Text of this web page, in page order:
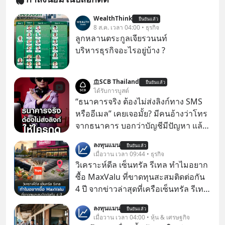
WealthThink ยืนยันแล้ว
8 ส.ค. เวลา 04:00 • ธุรกิจ
ลูกหลานตระกูลเจียรวนนท์
บริหารธุรกิจอะไรอยู่บ้าง ?
SCB Thailand ยืนยันแล้ว
ได้รับการบูสต์
“ธนาคารจริง ต้องไม่ส่งลิงก์ทาง SMS
หรืออีเมล” เคยเจอมั้ย? มีคนอ้างว่าโทร
จากธนาคาร บอกว่าบัญชีมีปัญหา แล้ว
ทันที มาฟัง “ป้าเก๋าเล่ากลโกง” เพื่อรู้ทัน
มุกหลอกลวงในคราบความน่าเชื่อถือ
กันค่ะ #แก้เกมกลโกง #ป้าเก๋าเล่ากล
โกง #LivesSustainably #อยู่อย่าง
ยั่งยืน #CyberSecurity #ป้าเก๋า
#FraudEducation #FinancialLiteracy
#DigitalBankWithHumanTouch
ลงทุนแมน ยืนยันแล้ว
เมื่อวาน เวลา 09:44 • ธุรกิจ
วิเคราะห์ดีล เซ็นทรัล รีเทล ทำไมอยาก
ซื้อ MaxValu ที่ขาดทุนสะสมติดต่อกัน
4 ปี จากข่าวล่าสุดที่เครือเซ็นทรัล รีเทล
เปอร์มาร์เก็ต MaxValu ในประเทศไทย
ลงทุนแมน ยืนยันแล้ว
เมื่อวาน เวลา 04:00 • หุ้น & เศรษฐกิจ